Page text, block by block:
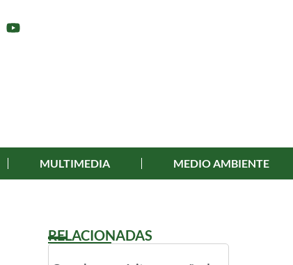
MULTIMEDIA MEDIO AMBIENTE
RELACIONADAS